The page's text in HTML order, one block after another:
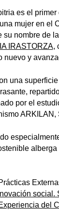
es el primer
mujer en el
su nombre de
IRASTORZA,
nuevo y
una
por el
ARKILAN,
social.
del